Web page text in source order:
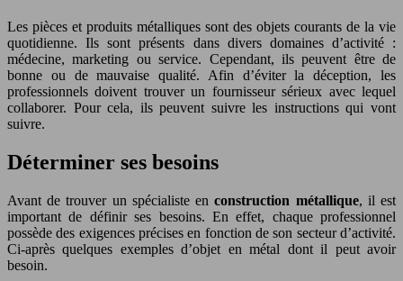
Les pièces et produits métalliques sont des objets courants de la vie
quotidienne. Ils sont présents dans divers domaines d’activité :
médecine, marketing ou service. Cependant, ils peuvent être de
bonne ou de mauvaise qualité. Afin d’éviter la déception, les
professionnels doivent trouver un fournisseur sérieux avec lequel
collaborer. Pour cela, ils peuvent suivre les instructions qui vont
suivre.
Déterminer ses besoins
Avant de trouver un spécialiste enconstruction métallique, il est
important de définir ses besoins. En effet, chaque professionnel
possède des exigences précises en fonction de son secteur d’activité.
Ci-après quelques exemples d’objet en métal dont il peut avoir
besoin.